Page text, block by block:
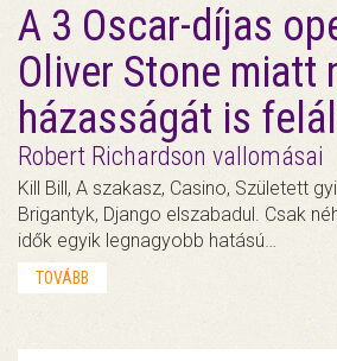
A 3 Oscar-díjas
Oliver Stone miatt
házasságát is
Robert Richardson vallomásai
Kill Bill, A szakasz, Casino, Született
Brigantyk, Django elszabadul. Csak
idők egyik legnagyobb hatású…
TOVÁBB